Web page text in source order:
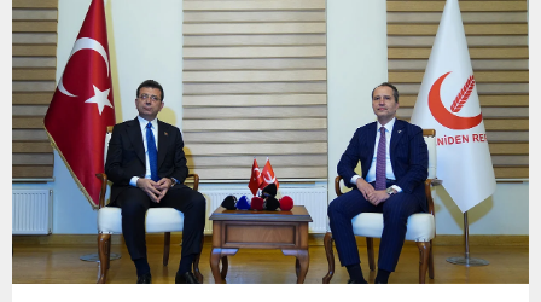
Yeniden Refah Partisi Halkla İlişkiler...